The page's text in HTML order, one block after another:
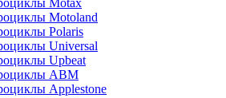
Motax
Motoland
Polaris
Universal
Upbeat
ABM
Applestone